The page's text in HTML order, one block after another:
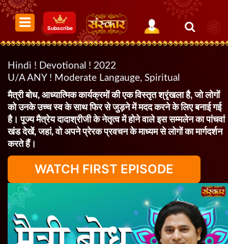
Subscribe
Hindi ! Devotional ! 2022
U/A ANY ! Moderate Langauge, Spiritual
मैत्री बोध, आध्यात्मिक कार्यक्रमों की एक विस्तृत श्रृंखला है, जो लोगों
को उनके उच्च स्व के साथ फिर से जुड़ने में मदद करने के लिए बनाई गई
है। पूज्य मैत्रेय दादाश्रीजी के नेतृत्व में होने वाले इस सम्मलेन का पांचवां
खंड देखें, जहां, वो अपने प्रेरक प्रवचन के माध्यम से लोगों का मार्गदर्शन
करते हैं।
WATCH FIRST EPISODE